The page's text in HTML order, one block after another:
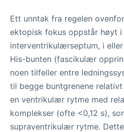
Ett unntak fra regelen
ektopisk fokus oppstår høyt i
interventrikulærseptum, i
His-bunten (fascikulær
noen tilfeller entre
til begge buntgrenene
en ventrikulær rytme med
komplekser (ofte <0,12 s),
supraventrikulær rytme.